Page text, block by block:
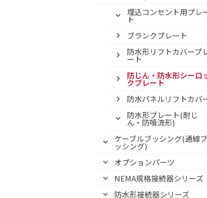
埋込コンセント用プレ
ト
ブランクプレート
防水形リフトカバープ
ート
防じん・防水形シーロ
クプレート
防水パネルリフトカバ
防水形プレート(耐じ
ん・防噴流形)
ケーブルブッシング(通線ブ
ッシング)
オプションパーツ
NEMA規格接続器シリーズ
防水形接続器シリーズ